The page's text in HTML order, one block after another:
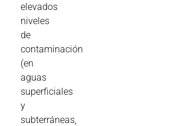
elevados
niveles
de
contaminación
(en
aguas
superficiales
y
subterráneas,